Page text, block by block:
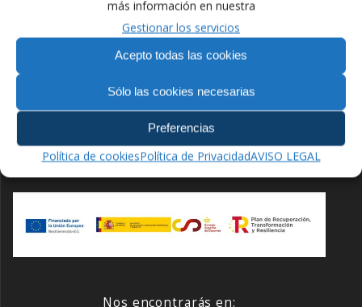
más información en nuestra
Gestionar los servicios
Acepto todas las cookies
Sólo las cookies necesarias
Preferencias
Política de cookiesPolítica de PrivacidadAVISO LEGAL
de
entradas
Anterior:
anterior:
Seminario Nacional de
Árbitraje
Siguiente
Torneo Kolbotn Cup
Financiado por la Unión Europea –
Nos encontrarás en: